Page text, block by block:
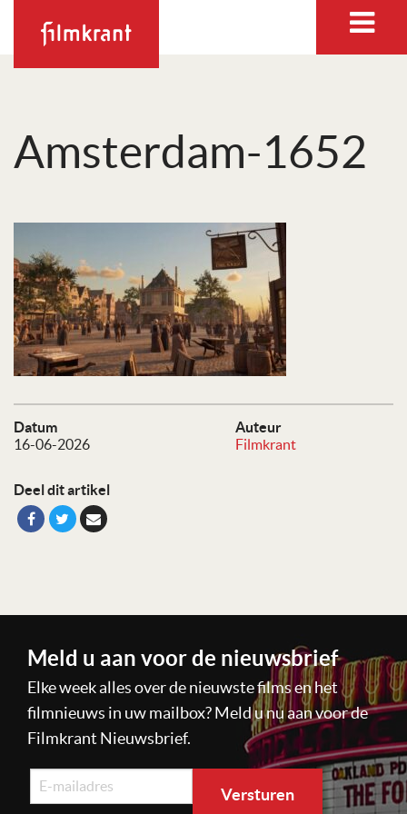
Amsterdam-1652
Datum
16-06-2026
Auteur
Filmkrant
Deel dit artikel
Meld u aan voor de nieuwsbrief
Elke week alles over de nieuwste films en het
filmnieuws in uw mailbox? Meld u nu aan voor de
Filmkrant Nieuwsbrief.